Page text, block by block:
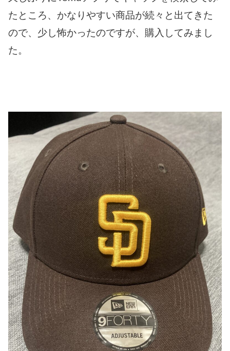
たところ、かなりやすい商品が続々と出てきた
ので、少し怖かったのですが、購入してみまし
た。